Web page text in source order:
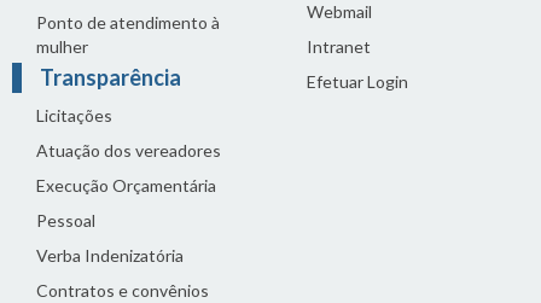
Ponto de atendimento à
mulher
Transparência
Licitações
Atuação dos vereadores
Execução Orçamentária
Pessoal
Verba Indenizatória
Contratos e convênios
Webmail
Intranet
Efetuar Login